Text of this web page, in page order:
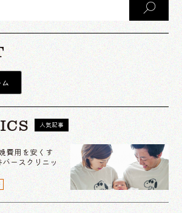
人気記事
費用を安くす
ースクリニッ